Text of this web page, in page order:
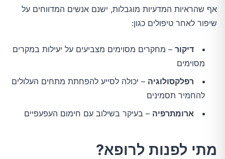
אף שהראיות המדעיות מוגבלות, ישנם אנשים המדווחים על
שיפור לאחר טיפולים כגון:
דיקור – מחקרים מסוימים מצביעים על יעילות במקרים
מסוימים
רפלקסולוגיה – יכולה לסייע להפחתת מתחים העלולים
להחמיר תסמינים
ארומתרפיה – בעיקר בשילוב עם חימום העפעפיים
מתי לפנות לרופא?